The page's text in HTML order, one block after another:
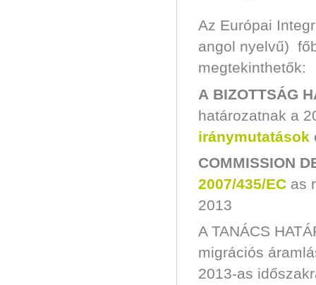
Az Európai
angol nyelvű)
megtekinthetők:
A BIZOTTSÁG
határozatnak a
iránymutatások
COMMISSION
2007/435/EC as
2013
A TANÁCS
migrációs
2013-as